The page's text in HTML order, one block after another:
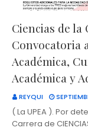
Ciencias de la
Convocatoria
Académica,
Académica y
REYQUI
( La UPEA ). Por
Carrera de